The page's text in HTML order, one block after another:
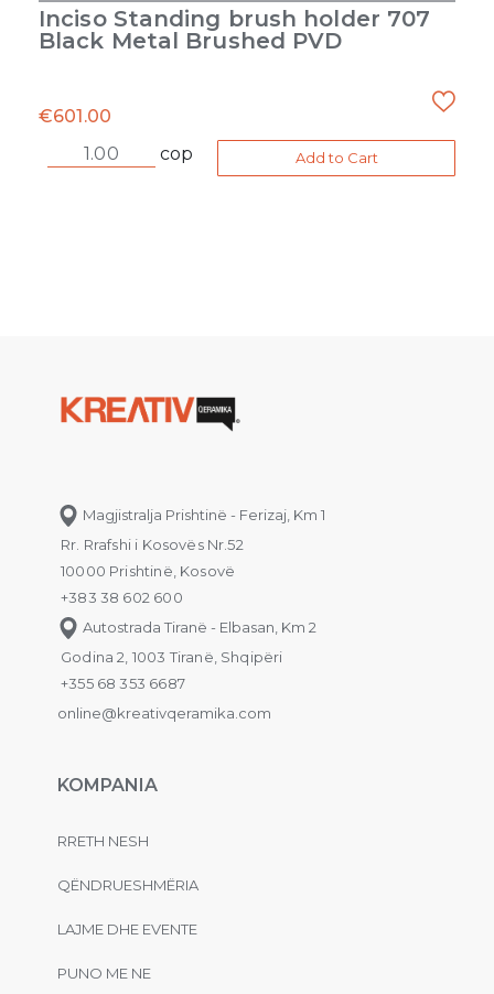
Inciso Standing brush holder 707
Black Metal Brushed PVD
€601.00
cop
Add to Cart
Magjistralja Prishtinë - Ferizaj, Km 1
Rr. Rrafshi i Kosovës Nr.52
10000 Prishtinë, Kosovë
+383 38 602 600
Autostrada Tiranë - Elbasan, Km 2
Godina 2, 1003 Tiranë, Shqipëri
+355 68 353 6687
online@kreativqeramika.com
KOMPANIA
RRETH NESH
QËNDRUESHMËRIA
LAJME DHE EVENTE
PUNO ME NE